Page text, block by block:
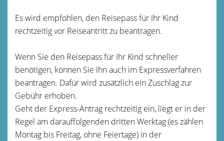
Es wird empfohlen, den Reisepass für Ihr Kind
rechtzeitig vor Reiseantritt zu beantragen.
Wenn Sie den Reisepass für Ihr Kind schneller
benötigen, können Sie ihn auch im Expressverfahren
beantragen. Dafür wird zusätzlich ein Zuschlag zur
Gebühr erhoben.
Geht der Express-Antrag rechtzeitig ein, liegt er in der
Regel am darauffolgenden dritten Werktag (es zählen
Montag bis Freitag, ohne Feiertage) in der